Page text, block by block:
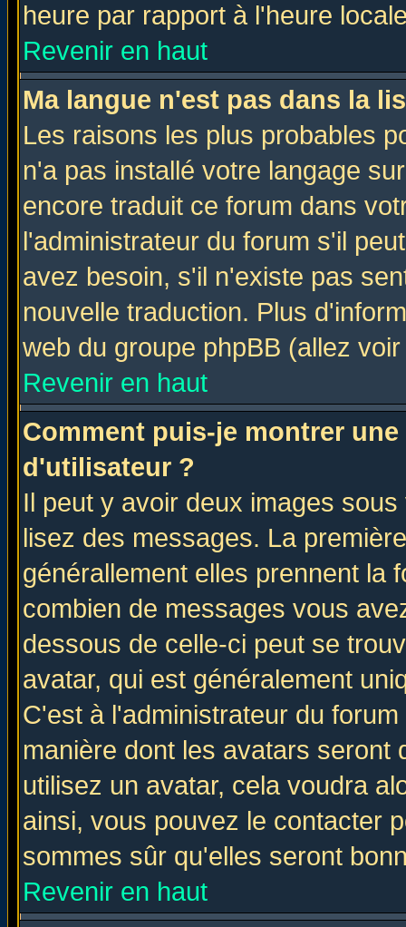
heure par rapport à l'heure
Revenir en haut
Ma langue n'est pas dans la
Les raisons les plus probables
n'a pas installé votre langage
encore traduit ce forum dans
l'administrateur du forum s'il
avez besoin, s'il n'existe pas
nouvelle traduction. Plus
web du groupe phpBB (allez
Revenir en haut
Comment puis-je montrer
d'utilisateur ?
Il peut y avoir deux images
lisez des messages. La
générallement elles prennent la
combien de messages vous
dessous de celle-ci peut se
avatar, qui est généralement
C'est à l'administrateur du
manière dont les avatars seront
utilisez un avatar, cela voudra
ainsi, vous pouvez le contacter
sommes sûr qu'elles seront
Revenir en haut